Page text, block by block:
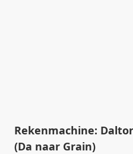
Rekenmachine:
(Da naar Grain)